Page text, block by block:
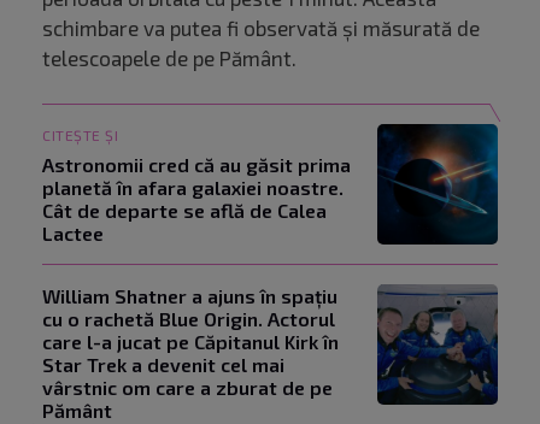
schimbare va putea fi observată și măsurată de
telescoapele de pe Pământ.
CITEȘTE ȘI
Astronomii cred că au găsit prima
planetă în afara galaxiei noastre.
Cât de departe se află de Calea
Lactee
William Shatner a ajuns în spațiu
cu o rachetă Blue Origin. Actorul
care l-a jucat pe Căpitanul Kirk în
Star Trek a devenit cel mai
vârstnic om care a zburat de pe
Pământ